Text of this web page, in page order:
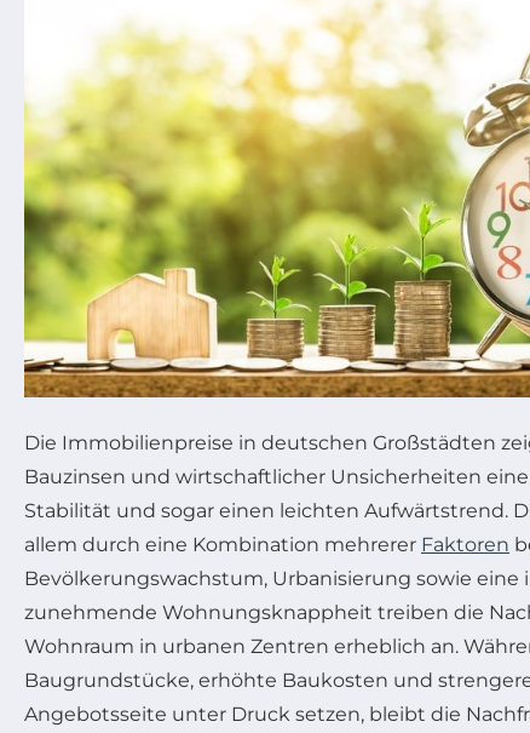
Die Immobilienpreise in deutschen Großstädten
Bauzinsen und wirtschaftlicher Unsicherheiten
Stabilität und sogar einen leichten Aufwärtstrend.
allem durch eine Kombination mehrerer Faktoren
Bevölkerungswachstum, Urbanisierung sowie eine
zunehmende Wohnungsknappheit treiben die
Wohnraum in urbanen Zentren erheblich an.
Baugrundstücke, erhöhte Baukosten und
Angebotsseite unter Druck setzen, bleibt die